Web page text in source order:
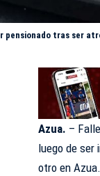
pensionado tras ser
Azua. –
luego de ser
otro enAzua.